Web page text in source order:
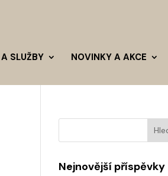
SLUŽBY NOVINKY A AKCE
Nejnovější příspěvky